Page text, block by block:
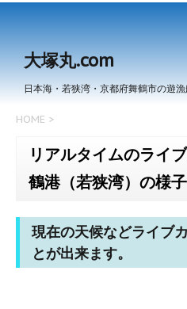
大塚丸.com
日本海・若狭湾・京都府舞鶴市の遊漁
HOME >
リアルタイムのライ
鶴港（若狭湾）の様子
現在の天候などライブ
とが出来ます。